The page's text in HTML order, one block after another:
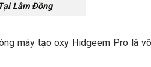
Lâm Đồng
máy tạo oxy Hidgeem Pro là